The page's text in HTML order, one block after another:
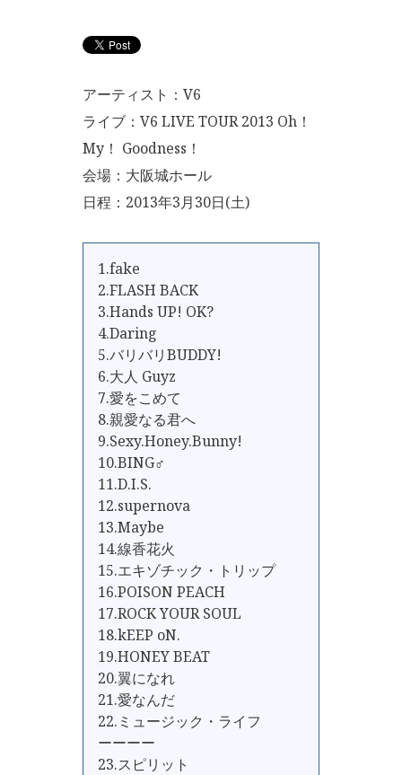
アーティスト：V6
ライブ：V6 LIVE TOUR 2013 Oh！
My！ Goodness！
会場：大阪城ホール
日程：2013年3月30日(土)
1.fake
2.FLASH BACK
3.Hands UP! OK?
4.Daring
5.バリバリBUDDY!
6.大人 Guyz
7.愛をこめて
8.親愛なる君へ
9.Sexy.Honey.Bunny!
10.BING♂
11.D.I.S.
12.supernova
13.Maybe
14.線香花火
15.エキゾチック・トリップ
16.POISON PEACH
17.ROCK YOUR SOUL
18.kEEP oN.
19.HONEY BEAT
20.翼になれ
21.愛なんだ
22.ミュージック・ライフ
ーーーー
23.スピリット